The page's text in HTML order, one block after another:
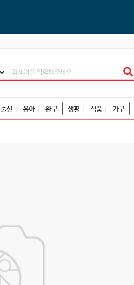
출산 유아 완구 생활 식품 가구